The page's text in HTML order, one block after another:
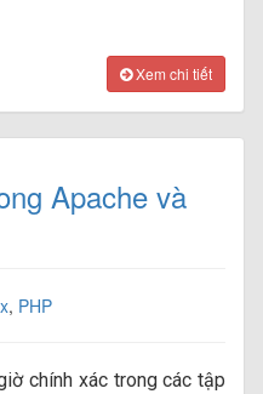
Xem chi tiết
Apache và
, PHP
chính xác trong các tập